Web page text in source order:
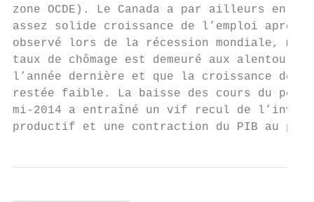
zone OCDE). Le Canada a par ailleurs
assez solide croissance de l’emploi
observé lors de la récession mondiale,
taux de chômage est demeuré aux
l’année dernière et que la croissance
restée faible. La baisse des cours du
mi-2014 a entraîné un vif recul de
productif et une contraction du PIB au